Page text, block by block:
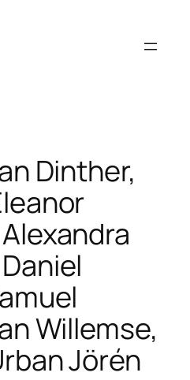
Dinther,
Willemse,
Jörén